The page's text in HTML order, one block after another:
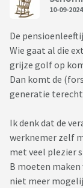
10-09-2024
De
Wie gaat al die
grijze golf op
Dan komt de
generatie
Ik denk dat de
werknemer zelf
met veel plezier
B moeten
niet meer